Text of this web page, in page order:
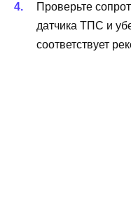
Проверьте
датчика ТПС и
соответствует